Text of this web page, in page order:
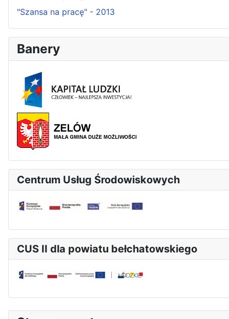
"Szansa na pracę" - 2013
Banery
Centrum Usług Środowiskowych
CUS II dla powiatu bełchatowskiego